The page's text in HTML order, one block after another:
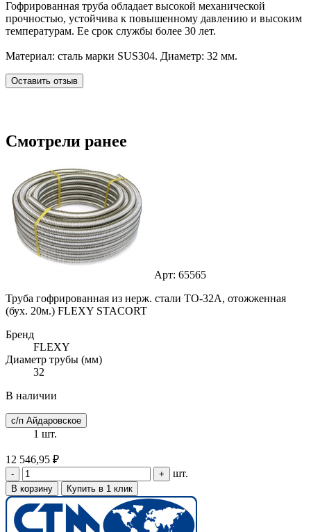
Гофрированная труба обладает высокой механической
прочностью, устойчива к повышенному давлению и высоким
температурам. Ее срок службы более 30 лет.
Материал: сталь марки SUS304. Диаметр: 32 мм.
Оставить отзыв
Смотрели ранее
Арт: 65565
Труба гофрированная из нерж. стали ТО-32А, отожженная
(бух. 20м.) FLEXY STACORT
Бренд
FLEXY
Диаметр трубы (мм)
32
В наличии
с/п Айдаровское
1 шт.
12 546,95 ₽
- + шт.
В корзину Купить в 1 клик